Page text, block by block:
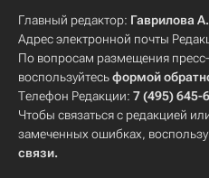
Главный редактор: Гаврилова
Адрес электронной почты
По вопросам размещения
воспользуйтесьформой
Телефон Редакции: 7 (495) 645-
Чтобы связаться с редакцией
замеченных ошибках,
связи.